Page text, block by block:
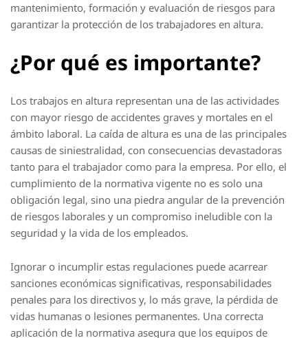
mantenimiento, formación y evaluación de riesgos para
garantizar la protección de los trabajadores en altura.
¿Por qué es importante?
Los trabajos en altura representan una de las actividades
con mayor riesgo de accidentes graves y mortales en el
ámbito laboral. La caída de altura es una de las principales
causas de siniestralidad, con consecuencias devastadoras
tanto para el trabajador como para la empresa. Por ello, el
cumplimiento de la normativa vigente no es solo una
obligación legal, sino una piedra angular de la prevención
de riesgos laborales y un compromiso ineludible con la
seguridad y la vida de los empleados.
Ignorar o incumplir estas regulaciones puede acarrear
sanciones económicas significativas, responsabilidades
penales para los directivos y, lo más grave, la pérdida de
vidas humanas o lesiones permanentes. Una correcta
aplicación de la normativa asegura que los equipos de